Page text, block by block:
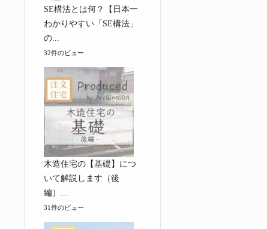
SE構法とは何？【日本一
わかりやすい「SE構法」
の...
32件のビュー
木造住宅の【基礎】につ
いて解説します（後
編）...
31件のビュー